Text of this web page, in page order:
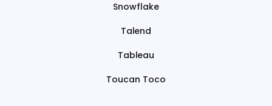
Snowflake
Talend
Tableau
Toucan Toco